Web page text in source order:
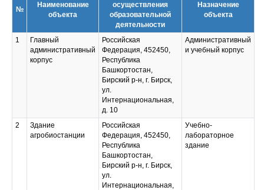
№
Наименование
объекта
осуществления
образовательной
деятельности
Назначение
объекта
1
Главный
административный
корпус
Российская
Федерация, 452450,
Республика
Башкортостан,
Бирский р-н, г. Бирск,
ул.
Интернациональная,
д. 10
Административный
и учебный корпус
2
Здание
агробиостанции
Российская
Федерация, 452450,
Республика
Башкортостан,
Бирский р-н, г. Бирск,
ул.
Интернациональная,
Учебно-
лабораторное
здание